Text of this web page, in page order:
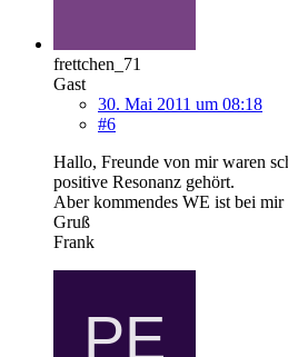
frettchen_71
Gast
30. Mai 2011 um 08:18
#6
Hallo, Freunde von mir waren
positive Resonanz gehört.
Aber kommendes WE ist bei mir
Gruß
Frank